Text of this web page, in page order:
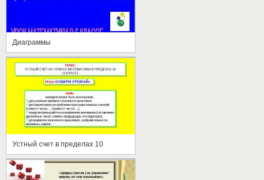
Диаграммы
Устный счет в пределах 10